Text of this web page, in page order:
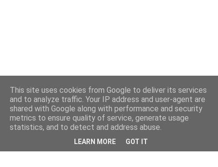
This site uses cookies from Google to deliver its services
and to analyze traffic. Your IP address and user-agent are
shared with Google along with performance and security
metrics to ensure quality of service, generate usage
statistics, and to detect and address abuse.
LEARN MORE GOT IT